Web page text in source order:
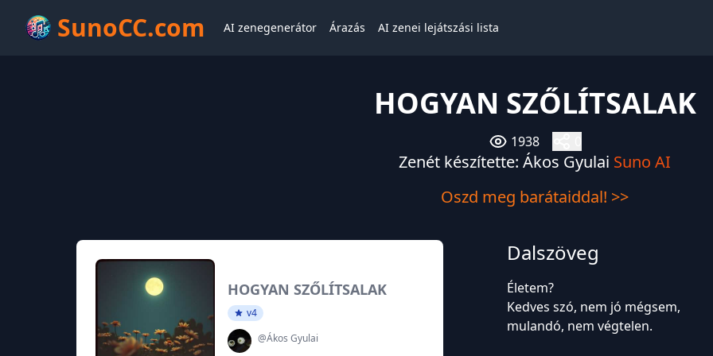
SunoCC.com AI zenegenerátor Árazás AI zenei lejátszási lista
HOGYAN SZŐLÍTSALAK
1938
Zenét készítette: Ákos Gyulai Suno AI
Oszd meg barátaiddal! >>
HOGYAN SZŐLÍTSALAK
v4
@Ákos Gyulai
Dalszöveg
Életem?
Kedves szó, nem jó mégsem,
mulandó, nem végtelen.